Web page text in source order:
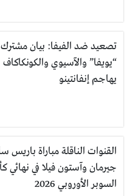
تصعيد ضد الفيفا: بيان
“يويفا” والآسيوي والكونكاكاف
يهاجم إنفانتينو
القنوات الناقلة مباراة باريس
جيرمان وآستون فيلا في نهائي
السوبر الأوروبي 2026